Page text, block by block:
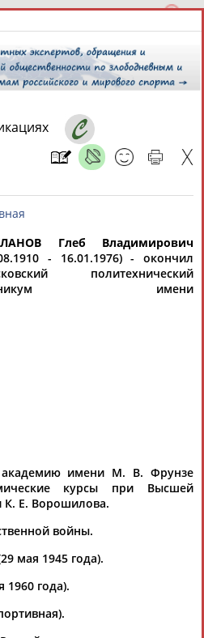
2026 года,
И СПЕЦИАЛИСТЫ
Расширенный поиск
БЫТЬ СИЛЬНЫ, СОХРАНЯЯ
-
Глеб Владимирович
- 16.01.1976) - окончил
политехнический
имени
имени М. В. Фрунзе
курсы при Высшей
К. Е. Ворошилова.
войны.
мая 1945 года).
1960 года).